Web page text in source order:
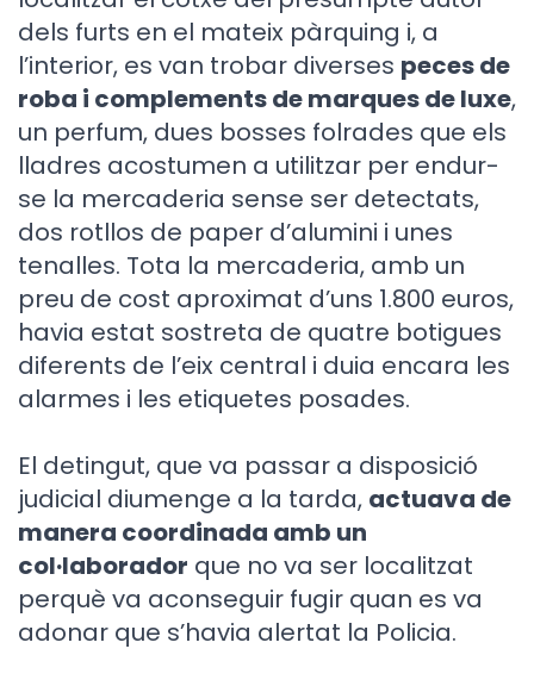
dels furts en el mateix pàrquing i, a
l’interior, es van trobar diverses peces de
roba i complements de marques de luxe,
un perfum, dues bosses folrades que els
lladres acostumen a utilitzar per endur-
se la mercaderia sense ser detectats,
dos rotllos de paper d’alumini i unes
tenalles. Tota la mercaderia, amb un
preu de cost aproximat d’uns 1.800 euros,
havia estat sostreta de quatre botigues
diferents de l’eix central i duia encara les
alarmes i les etiquetes posades.
El detingut, que va passar a disposició
judicial diumenge a la tarda, actuava de
manera coordinada amb un
col·laborador que no va ser localitzat
perquè va aconseguir fugir quan es va
adonar que s’havia alertat la Policia.